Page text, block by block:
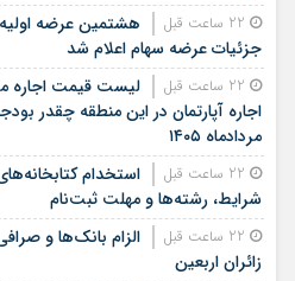
جزئیات عرضه سهام اعلام شد
لیست قیمت اجاره
اجاره آپارتمان در این منطقه چقدر
مردادماه ۱۴۰۵
استخدام
شرایط، رشته‌ها و مهلت ثبت‌نام
الزام بانک‌ها و
زائران اربعین